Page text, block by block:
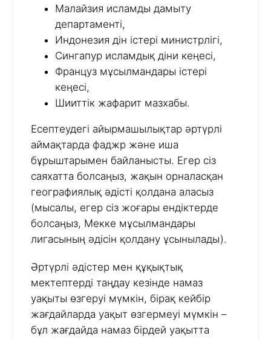
Малайзия исламды дамыту
департаменті,
Индонезия дін істері министрлігі,
Сингапур исламдық діни кеңесі,
Француз мұсылмандары істері
кеңесі,
Шииттік жафарит мазхабы.
Есептеудегі айырмашылықтар әртүрлі
аймақтарда фаджр және иша
бұрыштарымен байланысты. Егер сіз
саяхатта болсаңыз, жақын орналасқан
географиялық әдісті қолдана аласыз
(мысалы, егер сіз жоғары ендіктерде
болсаңыз, Мекке мұсылмандары
лигасының әдісін қолдану ұсынылады).
Әртүрлі әдістер мен құқықтық
мектептерді таңдау кезінде намаз
уақыты өзгеруі мүмкін, бірақ кейбір
жағдайларда уақыт өзгермеуі мүмкін –
бұл жағдайда намаз бірдей уақытта